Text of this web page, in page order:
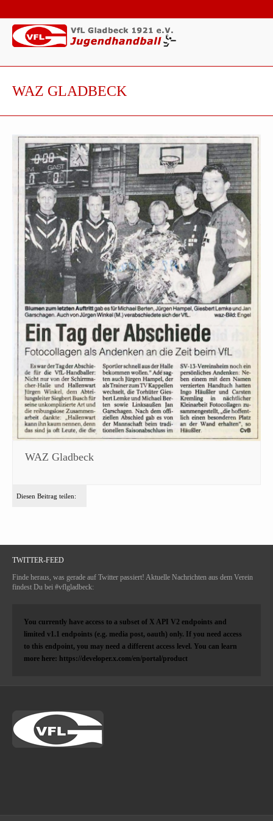
WAZ GLADBECK
WAZ Gladbeck
Diesen Beitrag teilen:
TWITTER-FEED
Finde heraus, was gerade auf Twitter passiert! Aktuelle Nachrichten aus dem Verein
findest Du bei #vflgladbeck:
You currently have access to a subset of X API V2 endpoints and
limited v1.1 endpoints (e.g. media post, oauth) only. If you need access
to this endpoint, you may need a different access level. You can learn
more here: https://developer.x.com/en/portal/product